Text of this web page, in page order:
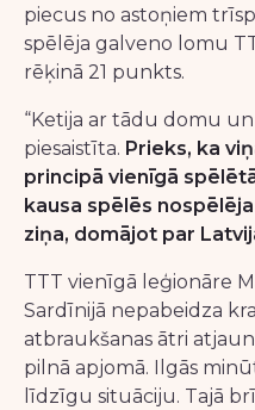
piecus no astoņiem
spēlēja galveno lomu
rēķinā 21 punkts.
“Ketija ar tādu domu
piesaistīta. Prieks, ka
principā vienīgā
kausa spēlēs
ziņa, domājot par
TTT vienīgā leģionāre
Sardīnijā nepabeidza
atbraukšanas ātri
pilnā apjomā. Ilgās
līdzīgu situāciju. Tajā